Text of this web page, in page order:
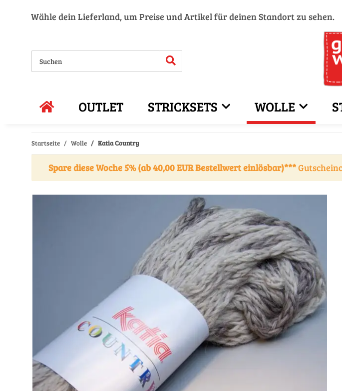
Wähle dein Lieferland, um Preise und Artikel für deinen Standort zu sehen.
OUTLET STRICKSETS WOLLE
Startseite Wolle Katia Country
Spare diese Woche 5% (ab 40,00 EUR Bestellwert einlösbar)***